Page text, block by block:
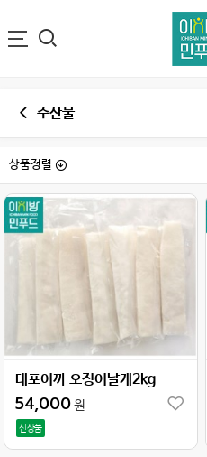
수산물
상품정렬
대포이까 오징어날개2kg
54,000원
신상품